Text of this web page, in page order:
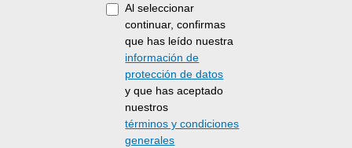
Al seleccionar
continuar, confirmas
que has leído nuestra
información de
protección de datos
y que has aceptado
nuestros
términos y condiciones
generales